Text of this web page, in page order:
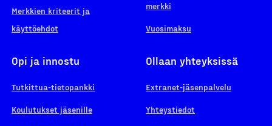
Merkkien kriteerit ja
käyttöehdot
merkki
Vuosimaksu
Opi ja innostu
Tutkittua-tietopankki
Koulutukset jäsenille
Ollaan yhteyksissä
Extranet-jäsenpalvelu
Yhteystiedot